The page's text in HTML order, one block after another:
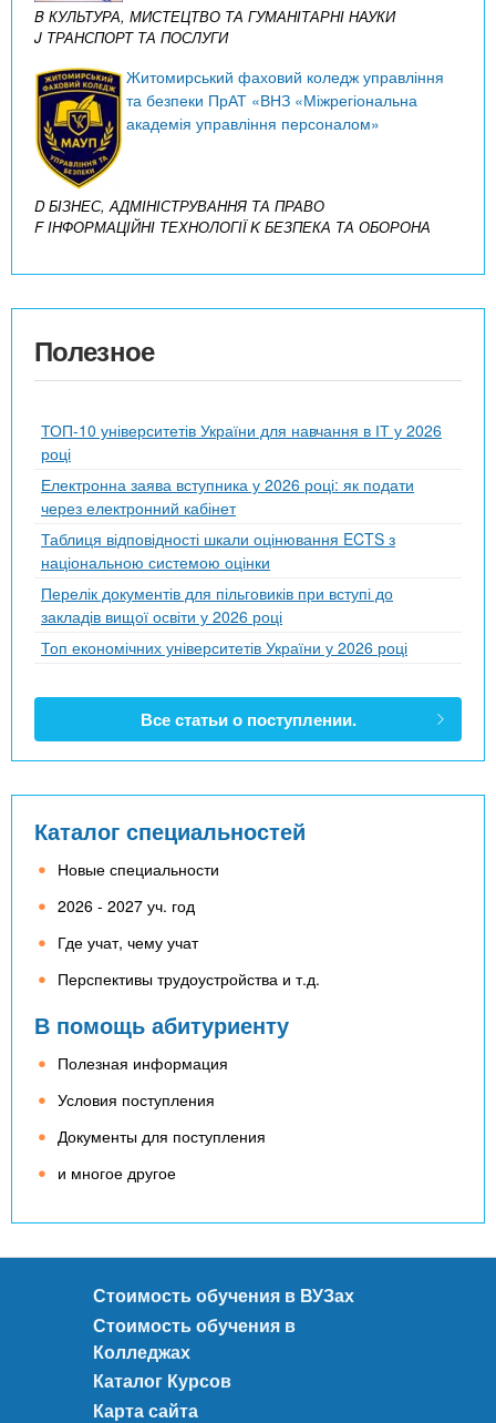
B КУЛЬТУРА, МИСТЕЦТВО ТА ГУМАНІТАРНІ НАУКИ
J ТРАНСПОРТ ТА ПОСЛУГИ
Житомирський фаховий коледж управління
та безпеки ПрАТ «ВНЗ «Міжрегіональна
академія управління персоналом»
D БІЗНЕС, АДМІНІСТРУВАННЯ ТА ПРАВО
F ІНФОРМАЦІЙНІ ТЕХНОЛОГІЇK БЕЗПЕКА ТА ОБОРОНА
Полезное
ТОП-10 університетів України для навчання в ІТ у 2026
році
Електронна заява вступника у 2026 році: як подати
через електронний кабінет
Таблиця відповідності шкали оцінювання ECTS з
національною системою оцінки
Перелік документів для пільговиків при вступі до
закладів вищої освіти у 2026 році
Топ економічних університетів України у 2026 році
Все статьи о поступлении.
Каталог специальностей
Новые специальности
2026 - 2027 уч. год
Где учат, чему учат
Перспективы трудоустройства и т.д.
В помощь абитуриенту
Полезная информация
Условия поступления
Документы для поступления
и многое другое
Стоимость обучения в ВУЗах
Стоимость обучения в
Колледжах
Каталог Курсов
Карта сайта